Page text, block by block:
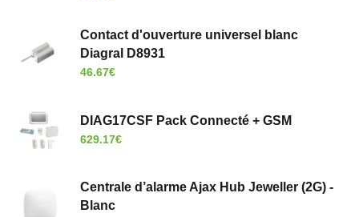
Contact d'ouverture universel blanc
Diagral D8931
46.67€
DIAG17CSF Pack Connecté + GSM
629.17€
Centrale d’alarme Ajax Hub Jeweller (2G) -
Blanc